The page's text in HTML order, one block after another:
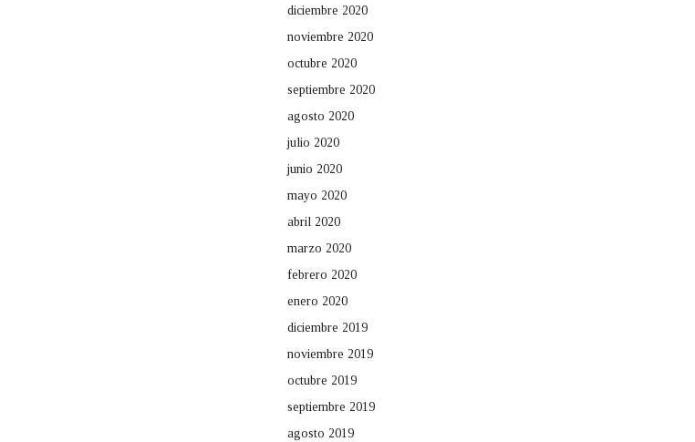
diciembre 2020
noviembre 2020
octubre 2020
septiembre 2020
agosto 2020
julio 2020
junio 2020
mayo 2020
abril 2020
marzo 2020
febrero 2020
enero 2020
diciembre 2019
noviembre 2019
octubre 2019
septiembre 2019
agosto 2019